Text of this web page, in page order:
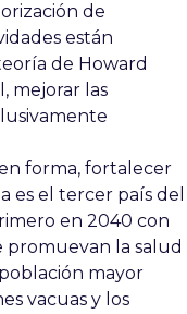
de
están
de Howard
mejorar las
forma, fortalecer
es el tercer país del
en 2040 con
promuevan la salud
mayor
vacuas y los